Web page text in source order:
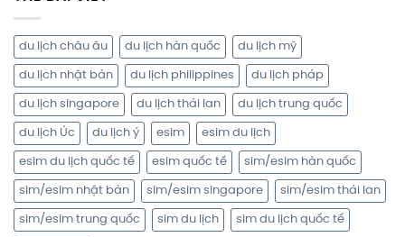
du lịch châu âu du lịch hàn quốc du lịch mỹ
du lịch nhật bản du lịch philippines du lịch pháp
du lịch singapore du lịch thái lan du lịch trung quốc
du lịch Úc du lịch ý esim esim du lịch
esim du lịch quốc tế esim quốc tế sim/esim hàn quốc
sim/esim nhật bản sim/esim singapore sim/esim thái lan
sim/esim trung quốc sim du lịch sim du lịch quốc tế